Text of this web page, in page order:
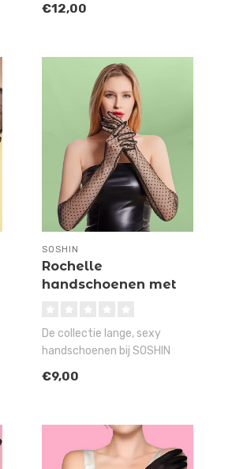
€12,00
SOSHIN
Rochelle
handschoenen met
De collectie lange, sexy
handschoenen bij SOSHIN
steeds ..
€9,00